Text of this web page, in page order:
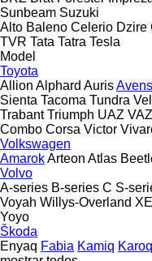
Sunbeam Suzuki
Alto Baleno Celerio Dzire
TVR Tata Tatra Tesla
Model
Toyota
Allion Alphard Auris
Sienta Tacoma Tundra
Trabant Triumph UAZ VAZ
Combo Corsa Victor
Volkswagen
AmarokArteon Atlas
Volvo
A-series B-series C S-
Voyah Willys-Overland
Yoyo
Škoda
Enyaq Fabia Kamiq Karoq